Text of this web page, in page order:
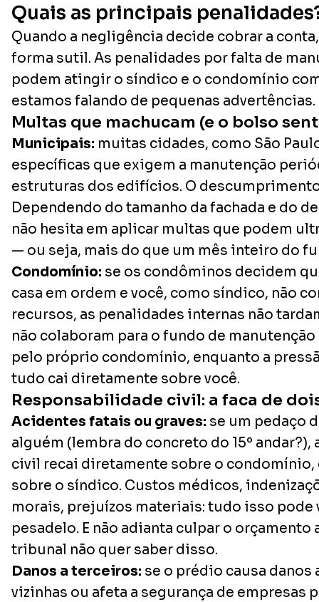
Quais as principais
Quando a negligência decide cobrar a
forma sutil. As penalidades por falta de
podem atingir o síndico e o condomínio
estamos falando de pequenas advertências.
Multas que machucam (e o bolso
Municipais: muitas cidades, como São
específicas que exigem a manutenção
estruturas dos edifícios. O
Dependendo do tamanho da fachada e do
não hesita em aplicar multas que podem
— ou seja, mais do que um mês inteiro do
Condomínio: se os condôminos decidem
casa em ordem e você, como síndico, não
recursos, as penalidades internas não
não colaboram para o fundo de
pelo próprio condomínio, enquanto a
tudo cai diretamente sobre você.
Responsabilidade civil: a faca de
Acidentes fatais ou graves: se um pedaço
alguém (lembra do concreto do 15º
civil recai diretamente sobre o condomínio,
sobre o síndico. Custos médicos,
morais, prejuízos materiais: tudo isso pode
pesadelo. E não adianta culpar o
tribunal não quer saber disso.
Danos a terceiros: se o prédio causa danos
vizinhas ou afeta a segurança de empresas